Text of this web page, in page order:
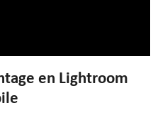
en Lightroom